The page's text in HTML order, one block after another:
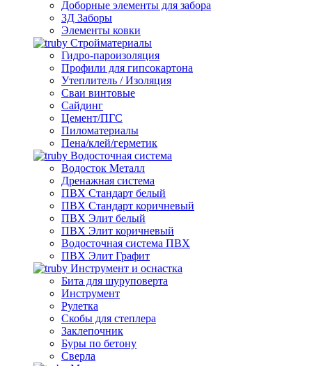
Доборные элементы для забора
3Д Заборы
Элементы ковки
Стройматериалы
Гидро-пароизоляция
Профили для гипсокартона
Утеплитель / Изоляция
Сваи винтовые
Сайдинг
Цемент/ПГС
Пиломатериалы
Пена/клей/герметик
Водосточная система
Водосток Металл
Дренажная система
ПВХ Стандарт белый
ПВХ Стандарт коричневый
ПВХ Элит белый
ПВХ Элит коричневый
Водосточная система ПВХ
ПВХ Элит Графит
Инструмент и оснастка
Бита для шуруповерта
Инструмент
Рулетка
Скобы для степлера
Заклепочник
Буры по бетону
Сверла